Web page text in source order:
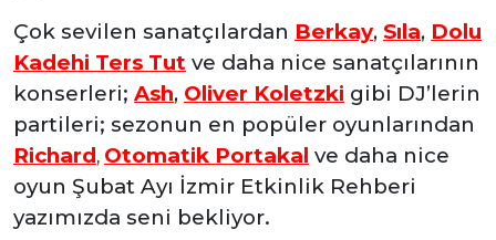
Çok sevilen sanatçılardan Berkay, Sıla, Dolu
Kadehi Ters Tut ve daha nice sanatçılarının
konserleri; Ash, Oliver Koletzki gibi DJ’lerin
partileri; sezonun en popüler oyunlarından
Richard, Otomatik Portakal ve daha nice
oyun Şubat Ayı İzmir Etkinlik Rehberi
yazımızda seni bekliyor.